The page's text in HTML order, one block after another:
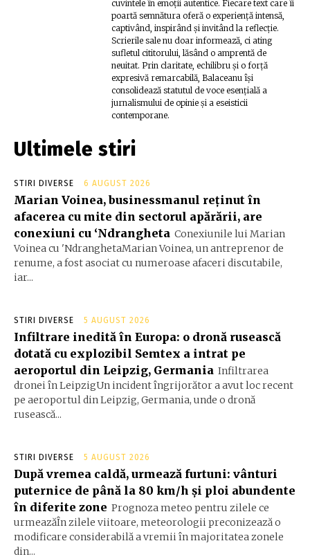
cuvintele în emoții autentice. Fiecare text care îi
poartă semnătura oferă o experiență intensă,
captivând, inspirând și invitând la reflecție.
Scrierile sale nu doar informează, ci ating
sufletul cititorului, lăsând o amprentă de
neuitat. Prin claritate, echilibru și o forță
expresivă remarcabilă, Balaceanu își
consolidează statutul de voce esențială a
jurnalismului de opinie și a eseisticii
contemporane.
Ultimele stiri
STIRI DIVERSE 6 AUGUST 2026
Marian Voinea, businessmanul reținut în
afacerea cu mite din sectorul apărării, are
conexiuni cu ‘Ndrangheta Conexiunile lui Marian
Voinea cu 'NdranghetaMarian Voinea, un antreprenor de
renume, a fost asociat cu numeroase afaceri discutabile,
iar...
STIRI DIVERSE 5 AUGUST 2026
Infiltrare inedită în Europa: o dronă rusească
dotată cu explozibil Semtex a intrat pe
aeroportul din Leipzig, Germania Infiltrarea
dronei în LeipzigUn incident îngrijorător a avut loc recent
pe aeroportul din Leipzig, Germania, unde o dronă
rusească...
STIRI DIVERSE 5 AUGUST 2026
După vremea caldă, urmează furtuni: vânturi
puternice de până la 80 km/h și ploi abundente
în diferite zone Prognoza meteo pentru zilele ce
urmeazăÎn zilele viitoare, meteorologii preconizează o
modificare considerabilă a vremii în majoritatea zonele
din...